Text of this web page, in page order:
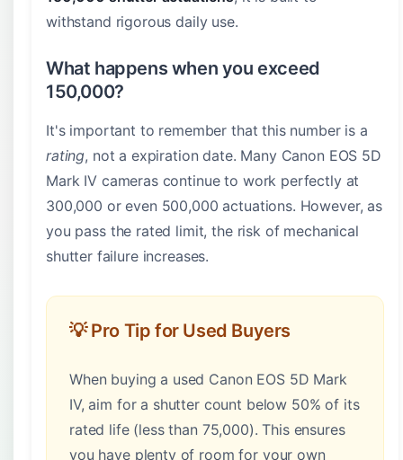
withstand rigorous daily use.
What happens when you exceed
150,000?
It's important to remember that this number is a
rating, not a expiration date. Many Canon EOS 5D
Mark IV cameras continue to work perfectly at
300,000 or even 500,000 actuations. However, as
you pass the rated limit, the risk of mechanical
shutter failure increases.
💡 Pro Tip for Used Buyers
When buying a used Canon EOS 5D Mark
IV, aim for a shutter count below 50% of its
rated life (less than 75,000). This ensures
you have plenty of room for your own